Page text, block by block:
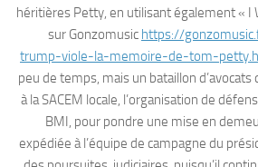
héritières Petty, en utilisant également « I
sur Gonzomusic https://
trump-viole-la-memoire-de-tom-
peu de temps, mais un bataillon d’avocats
à la SACEM locale, l’organisation de
BMI, pour pondre une mise en
expédiée à l’équipe de campagne du